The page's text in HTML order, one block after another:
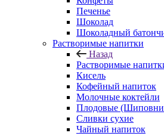
Печенье
Шоколад
Шоколадный
Растворимые напитки
Назад
Растворимые
Кисель
Кофейный напиток
Молочные коктейли
Плодовые
Сливки сухие
Чайный напиток